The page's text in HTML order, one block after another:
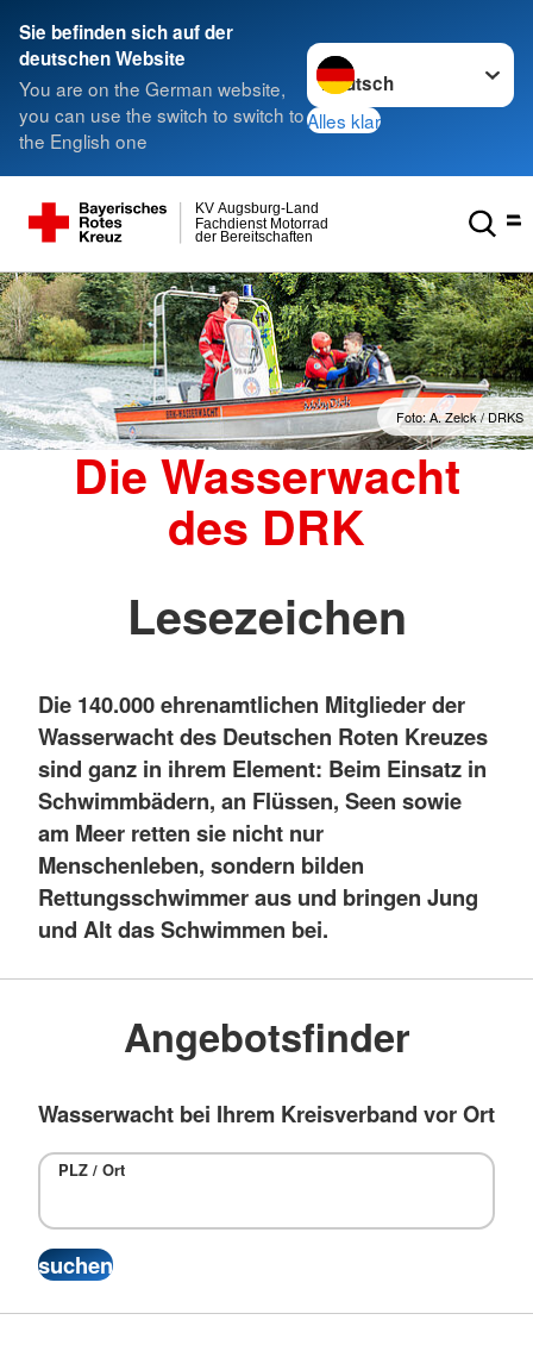
Sie befinden sich auf der
deutschen Website
You are on the German website,
you can use the switch to switch to
the English one
Sprache wechseln zu
Alles klar
der Bereitschaften
Fachdienst Motorrad
KV Augsburg-Land
Foto: A. Zelck / DRKS
Die Wasserwacht
des DRK
Lesezeichen
Die 140.000 ehrenamtlichen Mitglieder der
Wasserwacht des Deutschen Roten Kreuzes
sind ganz in ihrem Element: Beim Einsatz in
Schwimmbädern, an Flüssen, Seen sowie
am Meer retten sie nicht nur
Menschenleben, sondern bilden
Rettungsschwimmer aus und bringen Jung
und Alt das Schwimmen bei.
Angebotsfinder
Wasserwacht bei Ihrem Kreisverband vor Ort
PLZ / Ort